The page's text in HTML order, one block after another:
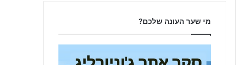
מי שער העונה שלכם?